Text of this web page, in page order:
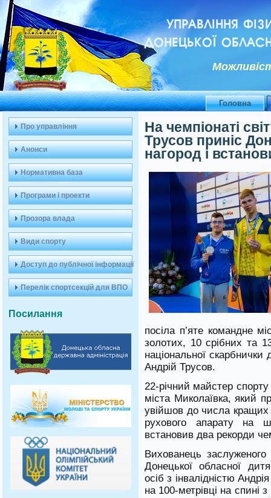
УПРАВЛІННЯ
ДОНЕЦЬКОЇ
Головна
Про управління
Анонси
Нормативна база
Програми і проекти
Прозора влада
Види спорту
Доступ до публічної інформації
Перелік спортсекцій для ВПО
Посилання
На чемпіонаті
Трусов приніс
нагород і
посіла п’яте командне
золотих, 10 срібних та
національної скарбнички
Андрій Трусов.
22-річний майстер
міста Миколаївка, який
увійшов до числа
рухового апарату на
встановив два рекорди
Вихованець заслуженого
Донецької обласної
осіб з інвалідністю
на 100-метрівці на спині